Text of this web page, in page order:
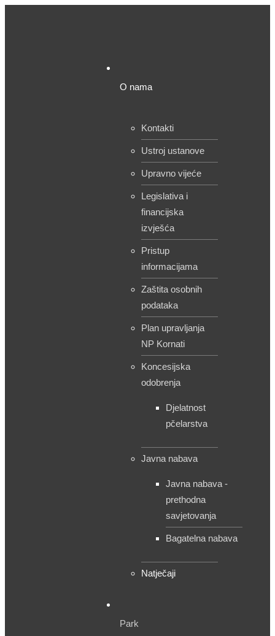
O nama
Kontakti
Ustroj ustanove
Upravno vijeće
Legislativa i
financijska
izvješća
Pristup
informacijama
Zaštita osobnih
podataka
Plan upravljanja
NP Kornati
Koncesijska
odobrenja
Djelatnost
pčelarstva
Javna nabava
Javna nabava -
prethodna
savjetovanja
Bagatelna nabava
Natječaji
Park